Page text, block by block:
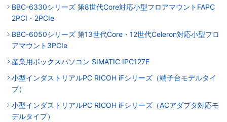
BBC-6330シリーズ 第8世代Core対応小型フロアマウントFAPC
2PCI・2PCIe
BBC-6050シリーズ 第13世代Core・12世代Celeron対応小型フロ
アマウント3PCIe
産業用ボックスパソコン SIMATIC IPC127E
小型インダストリアルPC RICOH iFシリーズ（端子台モデルタイ
プ）
小型インダストリアルPC RICOH iFシリーズ（ACアダプタ対応モ
デルタイプ）